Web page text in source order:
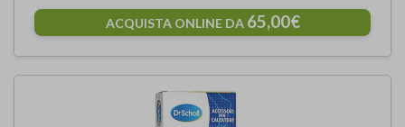
ACQUISTA ONLINE DA 65,00€